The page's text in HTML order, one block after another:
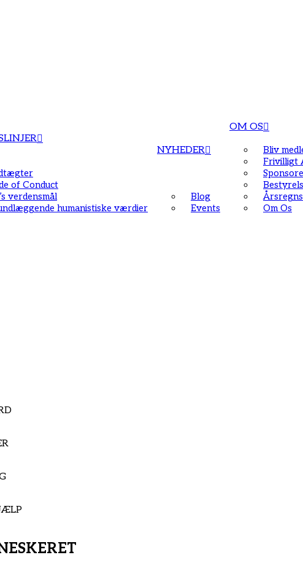
of Conduct
verdensmål
humanistiske værdier
NYHEDER
Blog
Events
OM OS
Bliv
Frivilligt
Om Os